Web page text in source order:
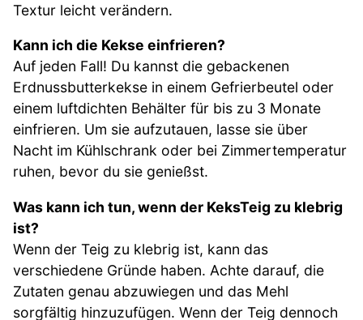
Textur leicht verändern.
Kann ich die Kekse einfrieren?
Auf jeden Fall! Du kannst die gebackenen
Erdnussbutterkekse in einem Gefrierbeutel oder
einem luftdichten Behälter für bis zu 3 Monate
einfrieren. Um sie aufzutauen, lasse sie über
Nacht im Kühlschrank oder bei Zimmertemperatur
ruhen, bevor du sie genießst.
Was kann ich tun, wenn der KeksTeig zu klebrig
ist?
Wenn der Teig zu klebrig ist, kann das
verschiedene Gründe haben. Achte darauf, die
Zutaten genau abzuwiegen und das Mehl
sorgfältig hinzuzufügen. Wenn der Teig dennoch